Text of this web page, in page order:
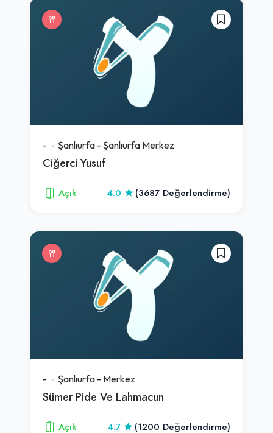
- Şanlıurfa - Şanlıurfa Merkez
Ciğerci Yusuf
Açık 4.0 (3687 Değerlendirme)
- Şanlıurfa - Merkez
Sümer Pide Ve Lahmacun
Açık 4.7 (1200 Değerlendirme)